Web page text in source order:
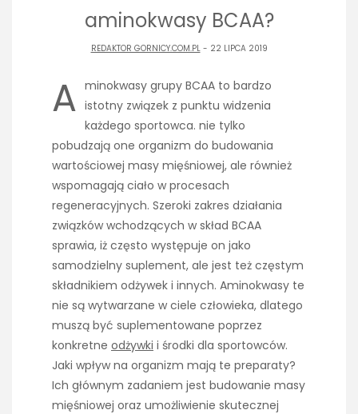
aminokwasy BCAA?
REDAKTOR GORNICY.COM.PL- 22 LIPCA 2019
A minokwasy grupy BCAA to bardzo
istotny związek z punktu widzenia
każdego sportowca. nie tylko
pobudzają one organizm do budowania
wartościowej masy mięśniowej, ale również
wspomagają ciało w procesach
regeneracyjnych. Szeroki zakres działania
związków wchodzących w skład BCAA
sprawia, iż często występuje on jako
samodzielny suplement, ale jest też częstym
składnikiem odżywek i innych. Aminokwasy te
nie są wytwarzane w ciele człowieka, dlatego
muszą być suplementowane poprzez
konkretne odżywki i środki dla sportowców.
Jaki wpływ na organizm mają te preparaty?
Ich głównym zadaniem jest budowanie masy
mięśniowej oraz umożliwienie skutecznej